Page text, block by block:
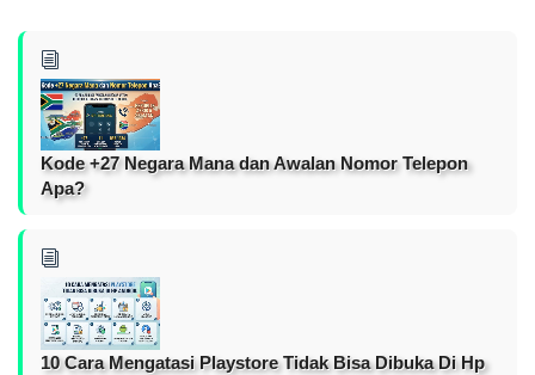
Kode +27 Negara Mana dan Awalan Nomor Telepon
Apa?
10 Cara Mengatasi Playstore Tidak Bisa Dibuka Di Hp